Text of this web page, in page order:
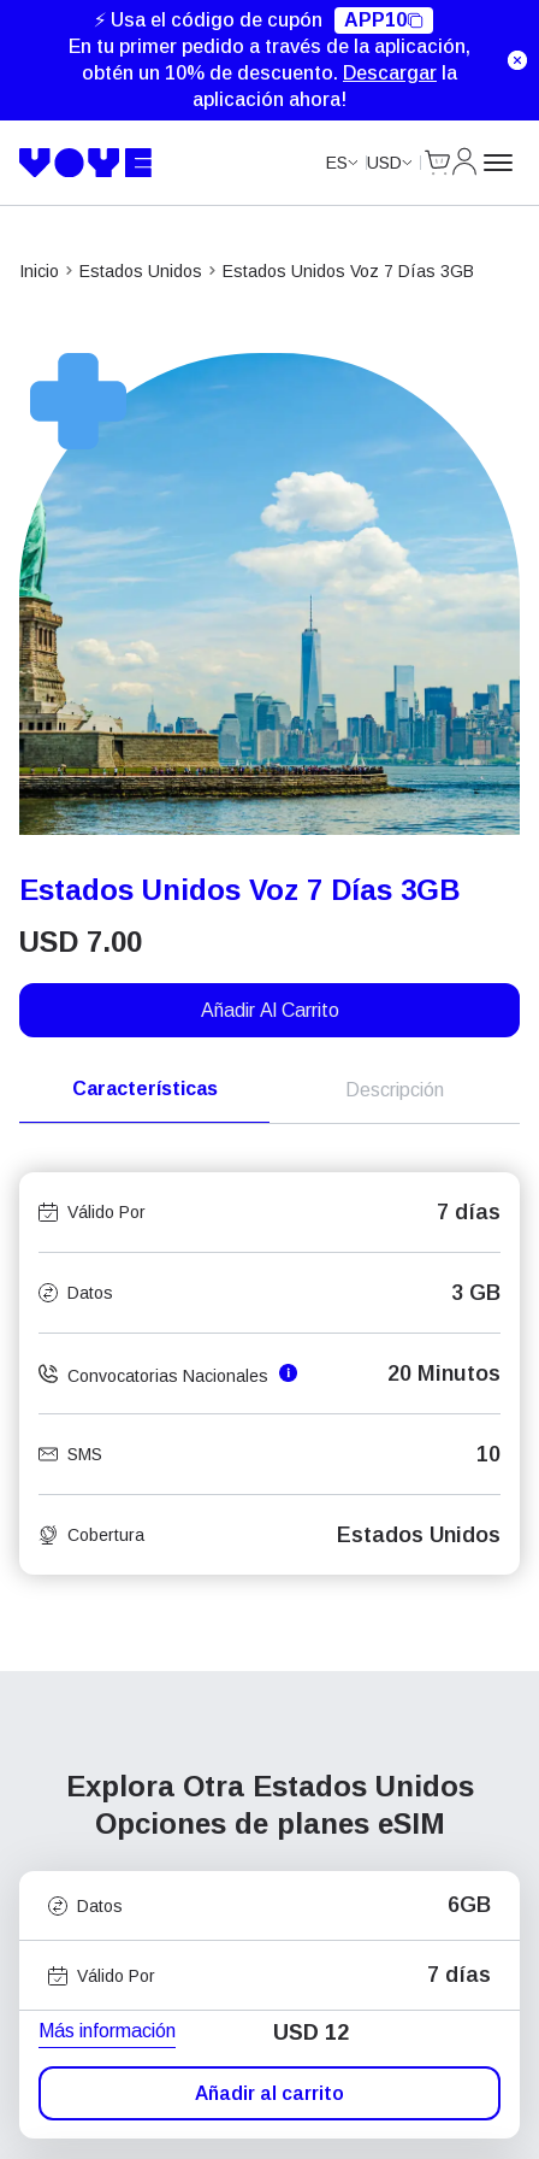
⚡ Usa el código de cupón
APP10
En tu primer pedido a través de la aplicación,
obtén un 10% de descuento. Descargar la
aplicación ahora!
ES USD
Inicio Estados Unidos Estados Unidos Voz 7 Días 3GB
Estados Unidos Voz 7 Días 3GB
USD 7.00
Añadir Al Carrito
Características Descripción
Válido Por 7 días
Datos 3 GB
Convocatorias Nacionales 20 Minutos
SMS 10
Cobertura Estados Unidos
Explora Otra Estados Unidos
Opciones de planes eSIM
Datos 6GB
Válido Por 7 días
Más información USD 12
Añadir al carrito